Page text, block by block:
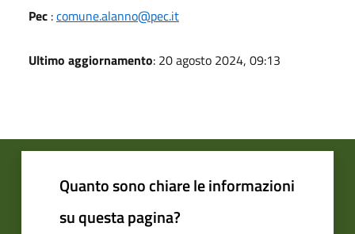
Pec :comune.alanno@pec.it
Ultimo aggiornamento: 20 agosto 2024, 09:13
Quanto sono chiare le informazioni
su questa pagina?